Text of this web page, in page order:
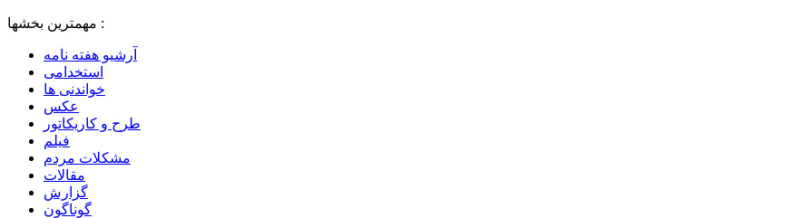
مهمترین بخشها :
آرشیو هفته نامه
استخدامی
خواندنی ها
عکس
طرح و کاریکاتور
فیلم
مشکلات مردم
مقالات
گزارش
گوناگون